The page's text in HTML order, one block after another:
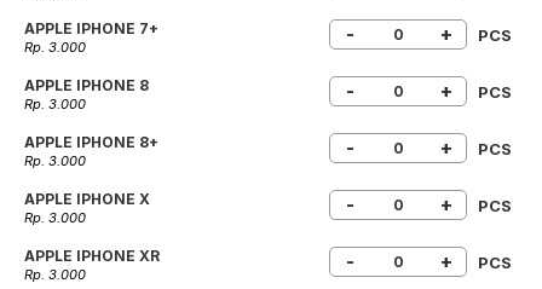
APPLE IPHONE 7+
Rp. 3.000
- + PCS
APPLE IPHONE 8
Rp. 3.000
- + PCS
APPLE IPHONE 8+
Rp. 3.000
- + PCS
APPLE IPHONE X
Rp. 3.000
- + PCS
APPLE IPHONE XR
Rp. 3.000
- + PCS